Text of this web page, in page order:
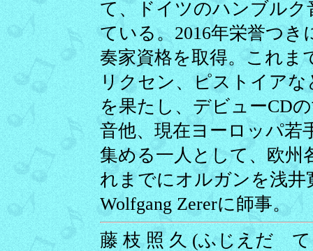
て、ドイツのハンブルク
ている。2016年栄誉つ
奏家資格を取得。これま
リクセン、ピストイア
を果たし、デビューCD
音他、現在ヨーロッパ若
集める一人として、欧州
れまでにオルガンを浅井
Wolfgang Zererに師事。
藤 枝 照 久 (ふじえだ